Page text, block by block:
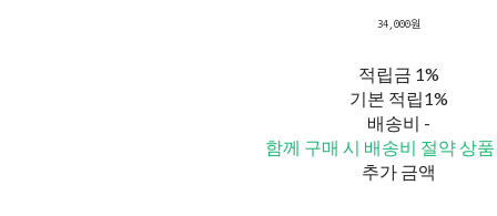
34,000원
적립금 1%
기본 적립1%
배송비 -
함께 구매 시 배송비 절약 상
추가 금액